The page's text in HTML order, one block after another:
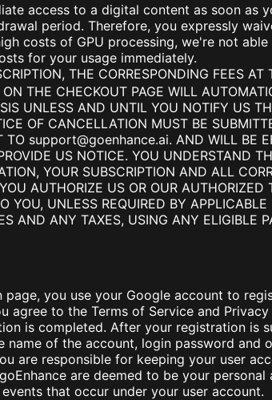
access to a digital content as soon as
period. Therefore, you expressly
costs of GPU processing, we're not
for your usage immediately.
THE CORRESPONDING FEES AT
THE CHECKOUT PAGE WILL
UNLESS AND UNTIL YOU NOTIFY US
OF CANCELLATION MUST BE
TO support@goenhance.ai. AND WILL BE
US NOTICE. YOU UNDERSTAND
YOUR SUBSCRIPTION AND ALL
AUTHORIZE US OR OUR AUTHORIZED
YOU, UNLESS REQUIRED BY
AND ANY TAXES, USING ANY ELIGIBLE
page, you use your Google account to
agree to the Terms of Service and
is completed. After your registration is
of the account, login password and
are responsible for keeping your user
are deemed to be your personal
that occur under your user account.